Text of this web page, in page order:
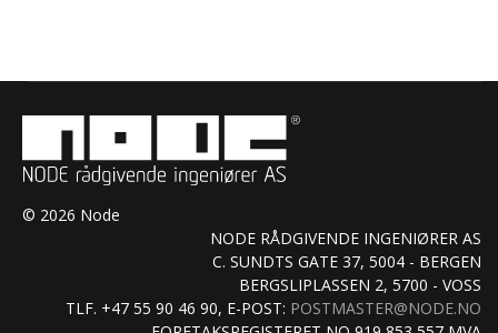
© 2026 Node
NODE RÅDGIVENDE INGENIØRER AS
C. SUNDTS GATE 37, 5004 - BERGEN
BERGSLIPLASSEN 2, 5700 - VOSS
TLF. +47 55 90 46 90, E-POST: POSTMASTER@NODE.NO